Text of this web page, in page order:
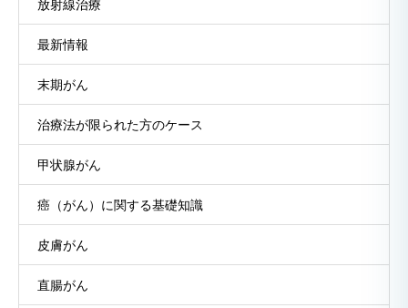
放射線治療
最新情報
末期がん
治療法が限られた方のケース
甲状腺がん
癌（がん）に関する基礎知識
皮膚がん
直腸がん